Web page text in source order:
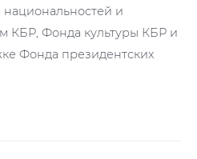
и
КБР, Фонда культуры КБР и
Фонда президентских